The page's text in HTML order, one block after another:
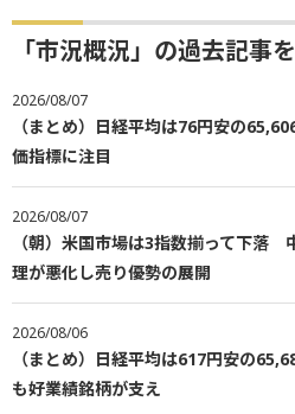
「市況概況」の過去記事
2026/08/07
（まとめ）日経平均は76円安の
価指標に注目
2026/08/07
（朝）米国市場は3指数揃って下落
理が悪化し売り優勢の展開
2026/08/06
（まとめ）日経平均は617円安の
も好業績銘柄が支え